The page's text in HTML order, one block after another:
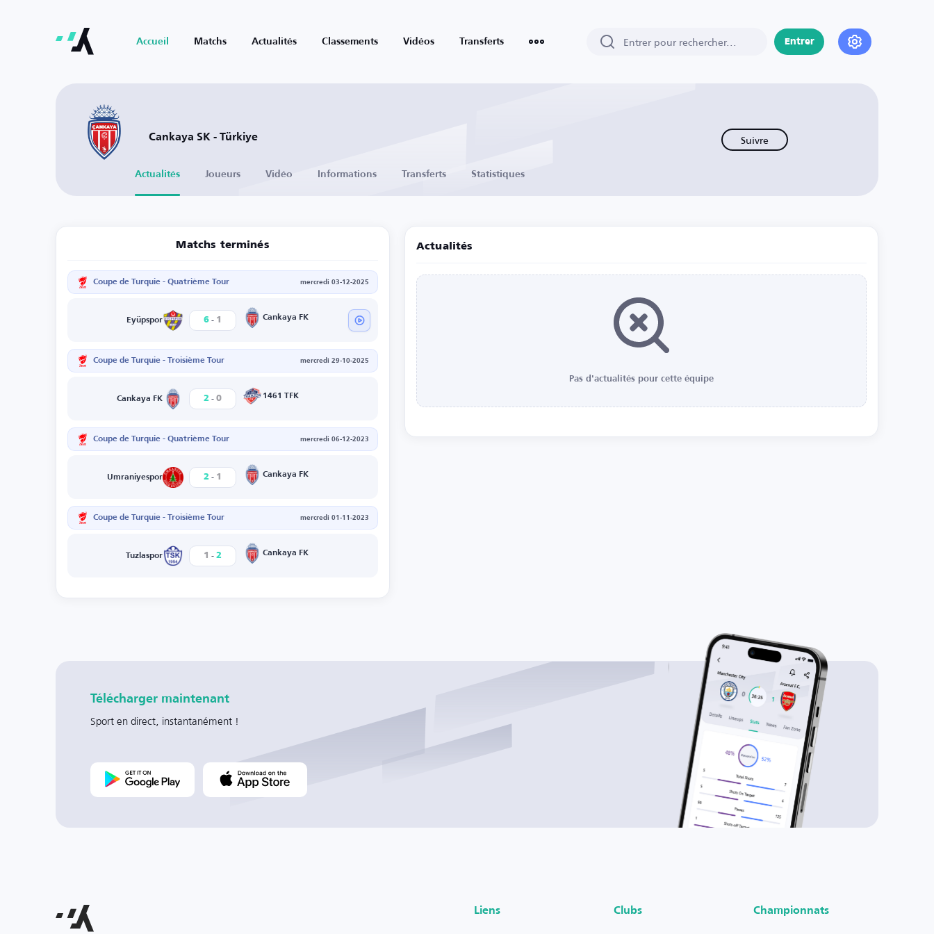
Accueil Matchs Actualités Classements Vidéos Transferts Entrer
Cankaya SK - Türkiye Suivre
Actualités Joueurs Vidéo Informations Transferts Statistiques
Matchs terminés
Coupe de Turquie - Quatrième Tour mercredi 03-12-2025
Eyüpspor 6 - 1 Cankaya FK
Coupe de Turquie - Troisième Tour mercredi 29-10-2025
Cankaya FK 2 - 0 1461 TFK
Coupe de Turquie - Quatrième Tour mercredi 06-12-2023
Umraniyespor 2 - 1 Cankaya FK
Coupe de Turquie - Troisième Tour mercredi 01-11-2023
Tuzlaspor 1 - 2 Cankaya FK
Actualités
Pas d'actualités pour cette équipe
Télécharger maintenant
Sport en direct, instantanément !
Liens Clubs Championnats